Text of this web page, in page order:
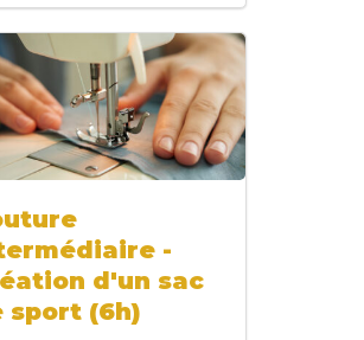
-
d'un sac
sport (6h)